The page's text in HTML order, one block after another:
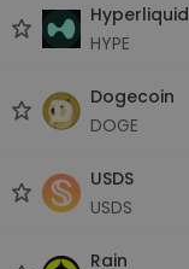
Hyperliquid
HYPE
Dogecoin
DOGE
USDS
USDS
Rain